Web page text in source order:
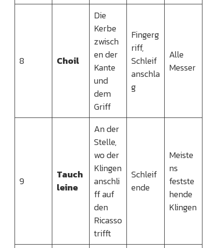
8 Choil
Die
Kerbe
zwisch
en der
Kante
und
dem
Griff
Fingerg
riff,
Schleif
anschla
g
Alle
Messer
9
Tauch
leine
An der
Stelle,
wo der
Klingen
anschli
ff auf
den
Ricasso
trifft
Schleif
ende
Meiste
ns
festste
hende
Klingen